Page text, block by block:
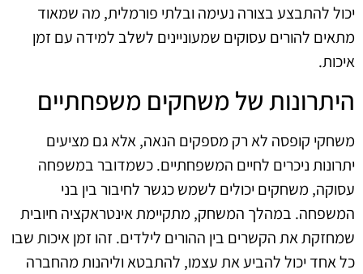
יכול להתבצע בצורה נעימה ובלתי פורמלית, מה שמאוד
מתאים להורים עסוקים שמעוניינים לשלב למידה עם זמן
איכות.
היתרונות של משחקים משפחתיים
משחקי קופסה לא רק מספקים הנאה, אלא גם מציעים
יתרונות ניכרים לחיים המשפחתיים. כשמדובר במשפחה
עסוקה, משחקים יכולים לשמש כגשר לחיבור בין בני
המשפחה. במהלך המשחק, מתקיימת אינטראקציה חיובית
שמחזקת את הקשרים בין ההורים לילדים. זהו זמן איכות שבו
כל אחד יכול להביע את עצמו, להתבטא וליהנות מהחברה